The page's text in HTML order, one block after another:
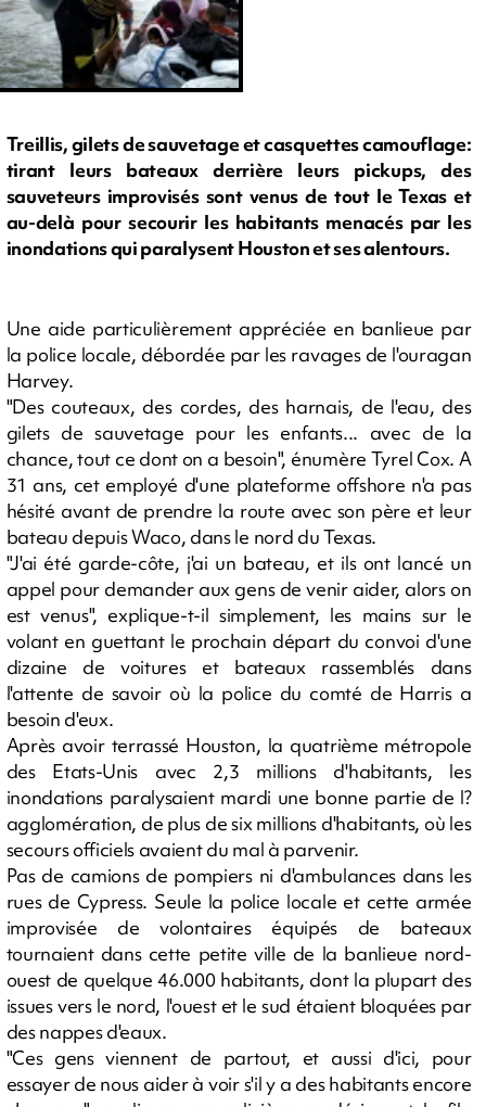
Treillis, gilets de sauvetage et casquettes camouflage:
tirant leurs bateaux derrière leurs pickups, des
sauveteurs improvisés sont venus de tout le Texas et
au-delà pour secourir les habitants menacés par les
inondations qui paralysent Houston et ses alentours.
Une aide particulièrement appréciée en banlieue par
la police locale, débordée par les ravages de l'ouragan
Harvey.
"Des couteaux, des cordes, des harnais, de l'eau, des
gilets de sauvetage pour les enfants... avec de la
chance, tout ce dont on a besoin", énumère Tyrel Cox. A
31 ans, cet employé d'une plateforme offshore n'a pas
hésité avant de prendre la route avec son père et leur
bateau depuis Waco, dans le nord du Texas.
"J'ai été garde-côte, j'ai un bateau, et ils ont lancé un
appel pour demander aux gens de venir aider, alors on
est venus", explique-t-il simplement, les mains sur le
volant en guettant le prochain départ du convoi d'une
dizaine de voitures et bateaux rassemblés dans
l'attente de savoir où la police du comté de Harris a
besoin d'eux.
Après avoir terrassé Houston, la quatrième métropole
des Etats-Unis avec 2,3 millions d'habitants, les
inondations paralysaient mardi une bonne partie de l?
agglomération, de plus de six millions d'habitants, où les
secours officiels avaient du mal à parvenir.
Pas de camions de pompiers ni d'ambulances dans les
rues de Cypress. Seule la police locale et cette armée
improvisée de volontaires équipés de bateaux
tournaient dans cette petite ville de la banlieue nord-
ouest de quelque 46.000 habitants, dont la plupart des
issues vers le nord, l'ouest et le sud étaient bloquées par
des nappes d'eaux.
"Ces gens viennent de partout, et aussi d'ici, pour
essayer de nous aider à voir s'il y a des habitants encore